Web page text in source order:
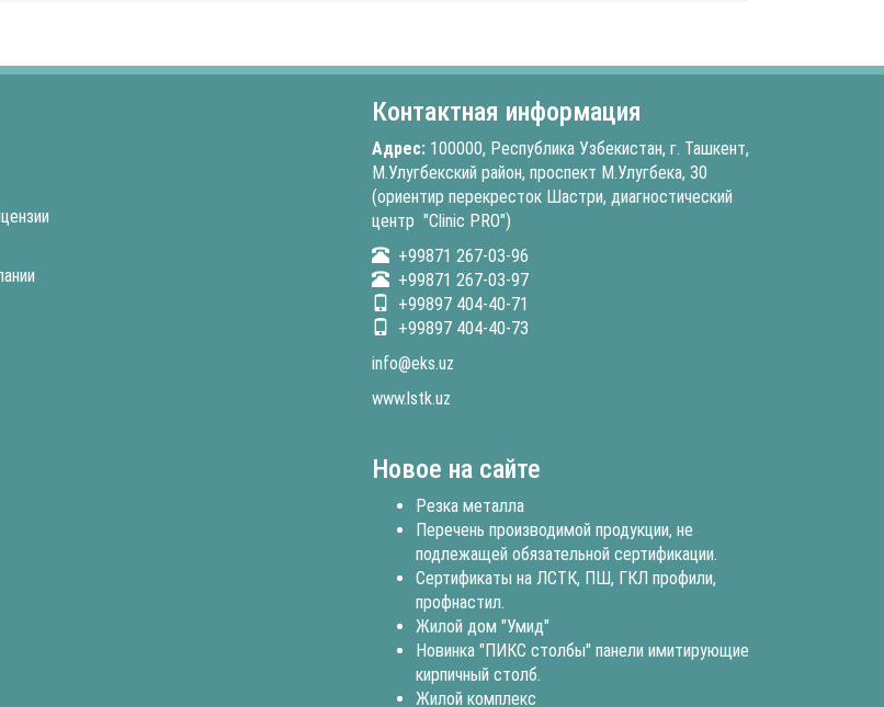
Контактная информация
Адрес: 100000, Республика Узбекистан, г. Ташкент,
М.Улугбекский район, проспект М.Улугбека, 30
(ориентир перекресток Шастри, диагностический
центр "Clinic PRO")
+99871 267-03-96
+99871 267-03-97
+99897 404-40-71
+99897 404-40-73
info@eks.uz
www.lstk.uz
Новое на сайте
Резка металла
Перечень производимой продукции, не
подлежащей обязательной сертификации.
Сертификаты на ЛСТК, ПШ, ГКЛ профили,
профнастил.
Жилой дом "Умид"
Новинка "ПИКС столбы" панели имитирующие
кирпичный столб.
Жилой комплекс